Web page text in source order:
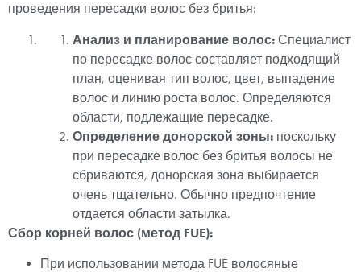
проведения пересадки волос без бритья:
Анализ и планирование волос: Специалист
по пересадке волос составляет подходящий
план, оценивая тип волос, цвет, выпадение
волос и линию роста волос. Определяются
области, подлежащие пересадке.
Определение донорской зоны: поскольку
при пересадке волос без бритья волосы не
сбриваются, донорская зона выбирается
очень тщательно. Обычно предпочтение
отдается области затылка.
Сбор корней волос (метод FUE):
При использовании метода FUE волосяные